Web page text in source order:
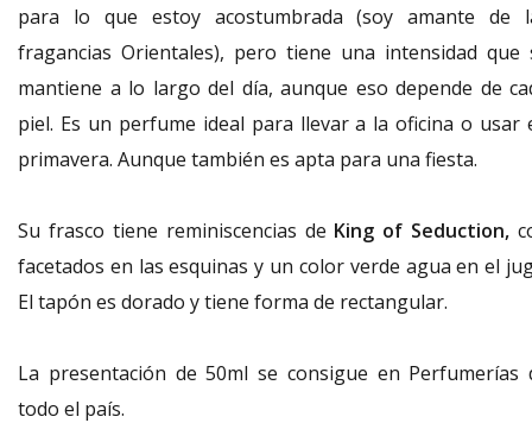
para lo que estoy acostumbrada (soy amante de
fragancias Orientales), pero tiene una intensidad que
mantiene a lo largo del día, aunque eso depende de
piel. Es un perfume ideal para llevar a la oficina o usar
primavera. Aunque también es apta para una fiesta.
Su frasco tiene reminiscencias de King of Seduction,
facetados en las esquinas y un color verde agua en el
El tapón es dorado y tiene forma de rectangular.
La presentación de 50ml se consigue en Perfumerías
todo el país.